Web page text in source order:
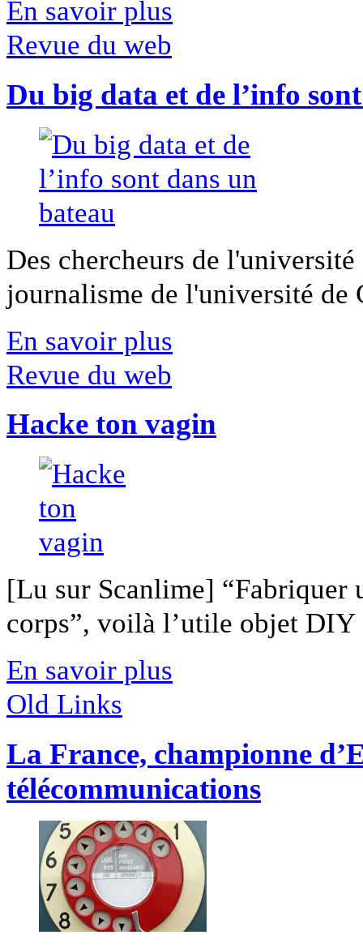
En savoir plus
Revue du web
Du big data et de l’info
Des chercheurs de
journalisme de l'université
En savoir plus
Revue du web
Hacke ton vagin
[Lu sur Scanlime] “Fabriquer
corps”, voilà l’utile objet
En savoir plus
Old Links
La France, championne
télécommunications